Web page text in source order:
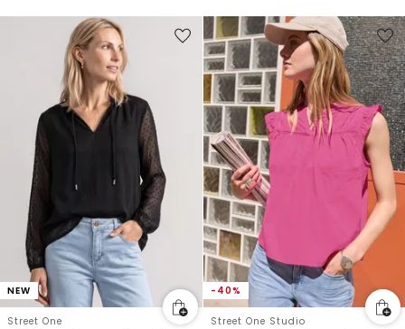
NEW
Street One
-40%
Street One Studio